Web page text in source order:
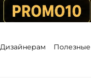
Дизайнерам